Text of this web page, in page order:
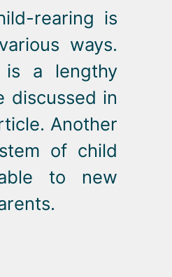
rearing is
ways.
a lengthy
discussed in
Another
of child
to new